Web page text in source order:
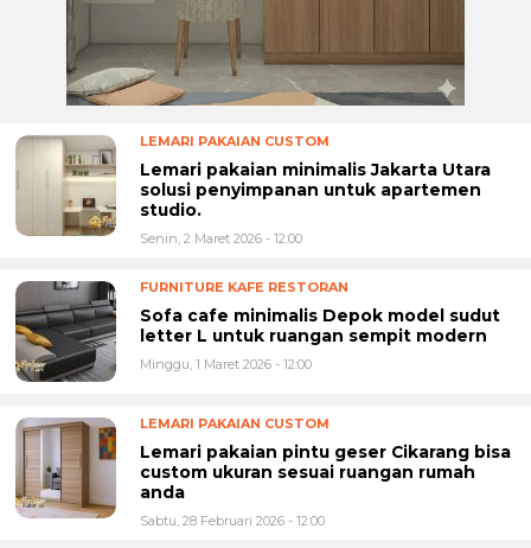
LEMARI PAKAIAN CUSTOM
Lemari pakaian minimalis Jakarta Utara
solusi penyimpanan untuk apartemen
studio.
Senin, 2 Maret 2026 - 12:00
FURNITURE KAFE RESTORAN
Sofa cafe minimalis Depok model sudut
letter L untuk ruangan sempit modern
Minggu, 1 Maret 2026 - 12:00
LEMARI PAKAIAN CUSTOM
Lemari pakaian pintu geser Cikarang bisa
custom ukuran sesuai ruangan rumah
anda
Sabtu, 28 Februari 2026 - 12:00